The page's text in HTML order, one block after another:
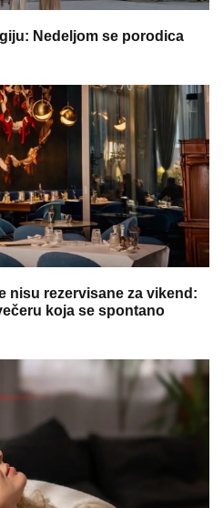
Nedeljom se porodica
nisu rezervisane za vikend:
koja se spontano